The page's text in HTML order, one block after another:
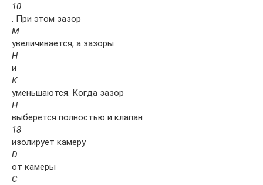
10
. При этом зазор
М
увеличивается, а зазоры
Н
и
К
уменьшаются. Когда зазор
Н
выберется полностью и клапан
18
изолирует камеру
D
от камеры
С